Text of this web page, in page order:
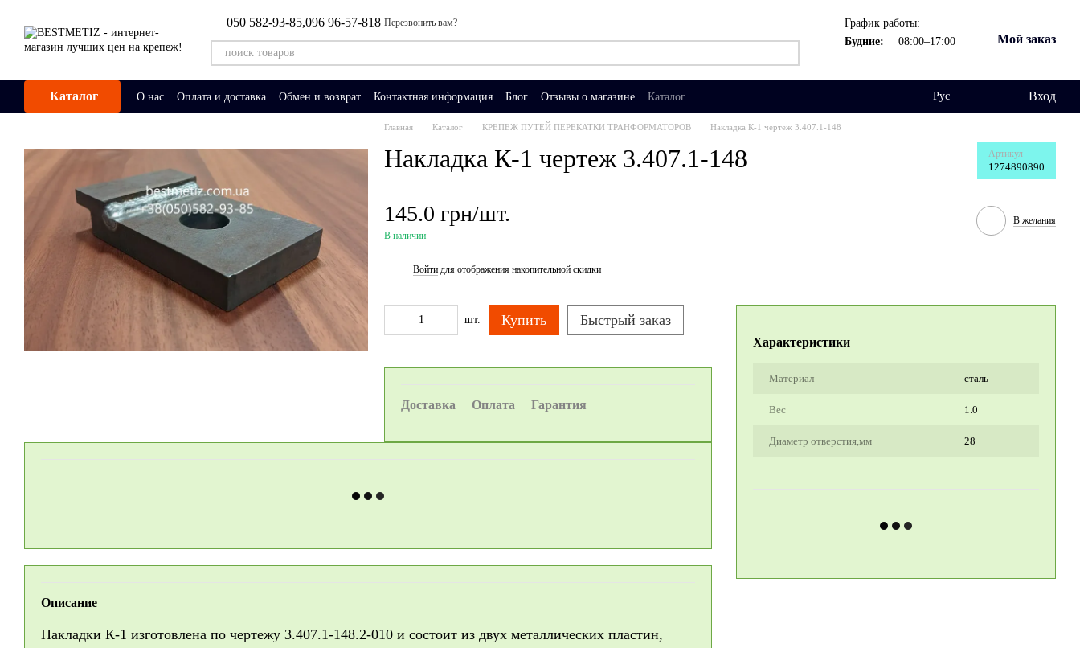
050 582-93-85,096 96-57-818 Перезвонить вам?
График работы:
Будние:
08:00–17:00 Мой заказ
Каталог О нас Оплата и доставка Обмен и возврат Контактная информация Блог Отзывы о магазине Каталог Рус Вход
Главная Каталог КРЕПЕЖ ПУТЕЙ ПЕРЕКАТКИ ТРАНФОРМАТОРОВ Накладка К-1 чертеж 3.407.1-148
Накладка К-1 чертеж 3.407.1-148 Артикул
1274890890
145.0 грн/шт.
В наличии
В желания
Войти для отображения накопительной скидки
шт. Купить Быстрый заказ
Доставка Оплата Гарантия
Характеристики
Материал сталь
Вес 1.0
Диаметр отверстия,мм 28
Описание
Накладки К-1 изготовлена по чертежу 3.407.1-148.2-010 и состоит из двух металлических пластин,